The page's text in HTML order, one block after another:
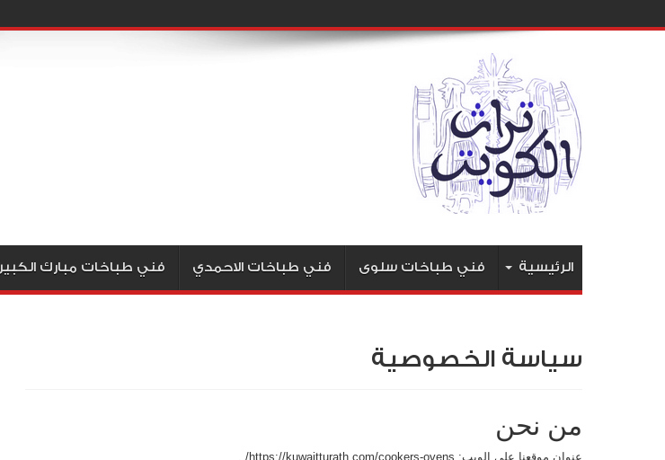
الرئيسية فني طباخات سلوى فني طباخات الاحمدي فني طباخات مبارك الكبير
سياسة الخصوصية
من نحن
عنوان موقعنا على الويب: https://kuwaitturath.com/cookers-ovens/ .